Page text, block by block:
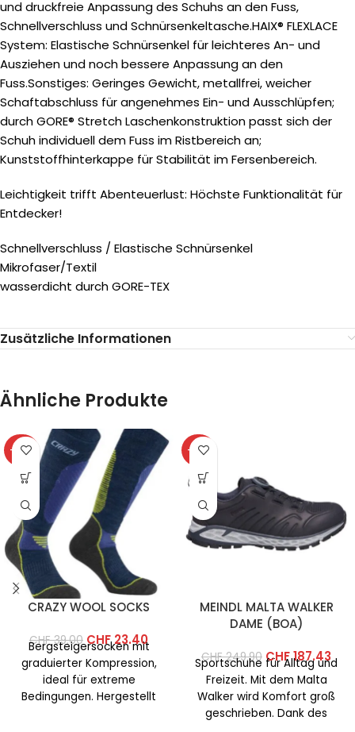
und druckfreie Anpassung des Schuhs an den Fuss,
Schnellverschluss und Schnürsenkeltasche.HAIX® FLEXLACE
System: Elastische Schnürsenkel für leichteres An- und
Ausziehen und noch bessere Anpassung an den
Fuss.Sonstiges: Geringes Gewicht, metallfrei, weicher
Schaftabschluss für angenehmes Ein- und Ausschlüpfen;
durch GORE® Stretch Laschenkonstruktion passt sich der
Schuh individuell dem Fuss im Ristbereich an;
Kunststoffhinterkappe für Stabilität im Fersenbereich.
Leichtigkeit trifft Abenteuerlust: Höchste Funktionalität für
Entdecker!
Schnellverschluss / Elastische Schnürsenkel
Mikrofaser/Textil
wasserdicht durch GORE-TEX
Zusätzliche Informationen
Ähnliche Produkte
-40%
CRAZY WOOL SOCKS
CHF39.00 CHF23.40
Bergsteigersocken mit
graduierter Kompression,
ideal für extreme
Bedingungen. Hergestellt
-25%
MEINDL MALTA WALKER
DAME (BOA)
CHF249.90 CHF187.43
Sportschuhe für Alltag und
Freizeit. Mit dem Malta
Walker wird Komfort groß
geschrieben. Dank des